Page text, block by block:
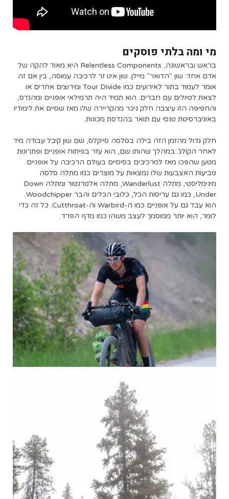
מי ומה בלתי פוסקים
בראש ובראשונה, Relentless Components היא מאוד להקה של
אדם אחד: שון "הדואר" מיילן. שון אינו זר לרכיבה עמוסה, בין אם זה
אומר לעמוד בתור לאירועים כמו Tour Divide ומירוצים אחרים או
לצאת לטיולים עם חברים. הוא תמיד היה תרמילאי אופניים ומהנדס,
והחפיפה הזו עיצבה חלק ניכר מהקריירה שלו מאז שסיים את לימודיו
באוניברסיטת טנסי עם תואר בהנדסת מכונות.
חלק גדול מהזמן הזה בילה בסלסה סייקלס, שם שון קיבל עבודה מיד
לאחר הקולג'. במהלך שהותו שם, הוא עזר בפיתוח אופניים ופתרונות
מטען שהפכו מאז למרכיבים בסיסיים בעולם הרכיבה על אופניים.
טביעות האצבעות שלו נמצאות על מוצרים כמו מתלה סלסה
מינימליסטי, מתלה Wanderlust, מתלה אלטרנטור ומתלה Down
Under, כמו גם עריסות הכל, כלובי הכלים והבר Woodchipper.
הוא עבד גם על אופניים כמו ה-Warbird וה-Cutthroat. כל זה כדי
לומר, הוא יותר ממוסמך לעצב משהו כמו מדף הפרד.